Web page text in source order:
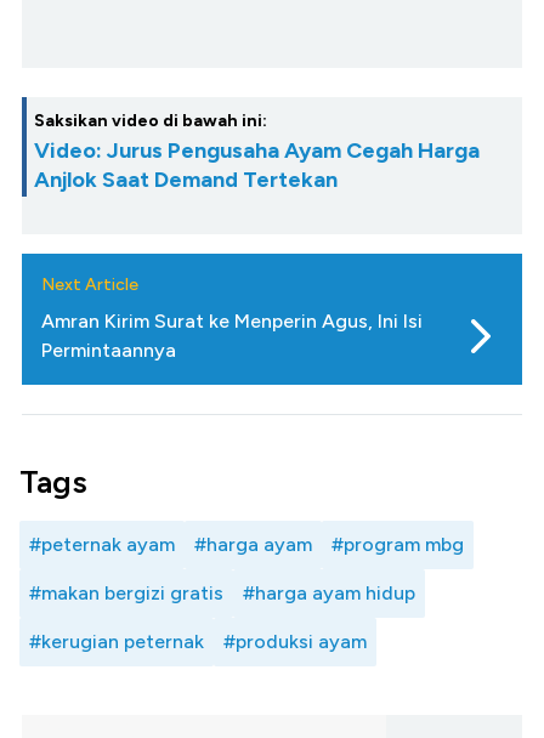
Saksikan video di bawah ini:
Video: Jurus Pengusaha Ayam Cegah Harga
Anjlok Saat Demand Tertekan
Next Article
Amran Kirim Surat ke Menperin Agus, Ini Isi
Permintaannya
Tags
#peternak ayam #harga ayam #program mbg
#makan bergizi gratis #harga ayam hidup
#kerugian peternak #produksi ayam